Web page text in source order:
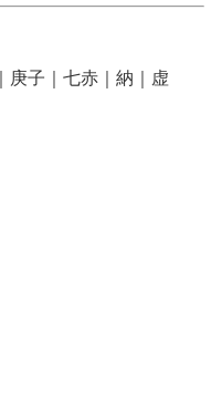
｜庚子｜七赤｜納｜虚